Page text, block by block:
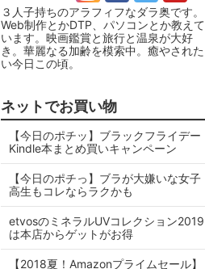
３人子持ちのアラフィフなダラ奥です。
Web制作とかDTP、パソコンとか教えて
います。映画鑑賞と旅行と温泉が大好
き。華麗なる加齢を模索中。癒やされた
い今日この頃。
ネットでお買い物
【今日のポチッ】ブラックフライデー
Kindle本まとめ買いキャンペーン
【今日のポチっ】ブラが大嫌いな女子
高生もコレならラクかも
etvosのミネラルUVコレクション2019
は本店からゲットがお得
【2018夏！Amazonプライムセール】